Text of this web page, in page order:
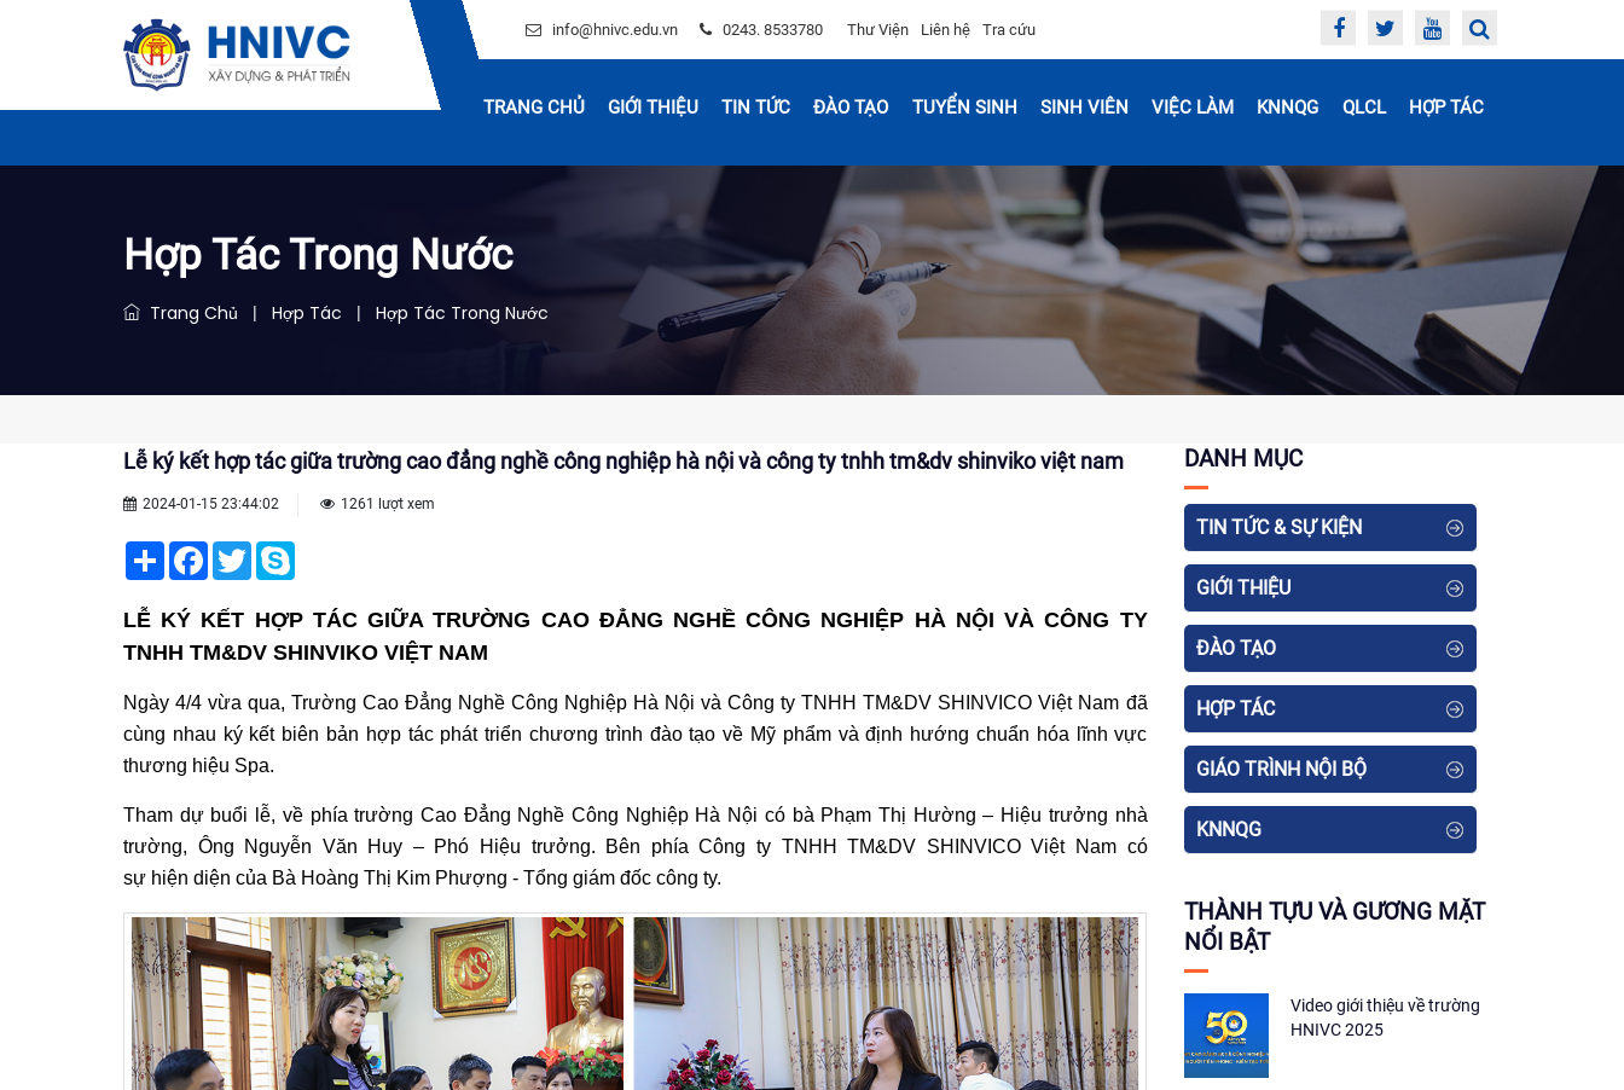
info@hnivc.edu.vn 0243. 8533780 Thư Viện Liên hệ Tra cứu
TRANG CHỦ GIỚI THIỆU TIN TỨC ĐÀO TẠO TUYỂN SINH SINH VIÊN VIỆC LÀM KNNQG QLCL HỢP TÁC
Hợp Tác Trong Nước
Trang Chủ | Hợp Tác | Hợp Tác Trong Nước
Lễ ký kết hợp tác giữa trường cao đẳng nghề công nghiệp hà nội và công ty tnhh tm&dv shinviko việt nam
2024-01-15 23:44:02 1261 lượt xem
Share Facebook
Twitter
LỄ KÝ KẾT HỢP TÁC GIỮA TRƯỜNG CAO ĐẲNG NGHỀ CÔNG NGHIỆP HÀ NỘI VÀ CÔNG TY
TNHH TM&DV SHINVIKO VIỆT NAM
Ngày 4/4 vừa qua, Trường Cao Đẳng Nghề Công Nghiệp Hà Nội và Công ty TNHH TM&DV SHINVICO Việt Nam đã
cùng nhau ký kết biên bản hợp tác phát triển chương trình đào tạo về Mỹ phẩm và định hướng chuẩn hóa lĩnh vực
thương hiệu Spa.
Tham dự buổi lễ, về phía trường Cao Đẳng Nghề Công Nghiệp Hà Nội có bà Phạm Thị Hường – Hiệu trưởng nhà
trường, Ông Nguyễn Văn Huy – Phó Hiệu trưởng. Bên phía Công ty TNHH TM&DV SHINVICO Việt Namcó
sự hiện diện của Bà Hoàng Thị Kim Phượng - Tổng giám đốc công ty.
DANH MỤC
TIN TỨC & SỰ KIỆN
GIỚI THIỆU
ĐÀO TẠO
HỢP TÁC
GIÁO TRÌNH NỘI BỘ
KNNQG
THÀNH TỰU VÀ GƯƠNG MẶT
NỔI BẬT
Video giới thiệu về trường
HNIVC 2025